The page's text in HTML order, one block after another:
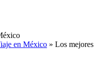
en México » Los